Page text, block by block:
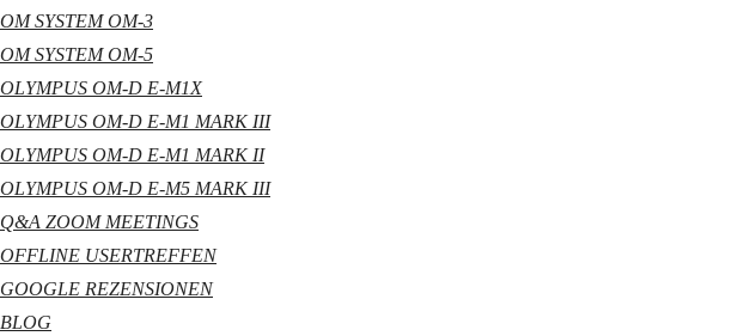
OM SYSTEM OM-3
OM SYSTEM OM-5
OLYMPUS OM-D E-M1X
OLYMPUS OM-D E-M1 MARK III
OLYMPUS OM-D E-M1 MARK II
OLYMPUS OM-D E-M5 MARK III
Q&A ZOOM MEETINGS
OFFLINE USERTREFFEN
GOOGLE REZENSIONEN
BLOG